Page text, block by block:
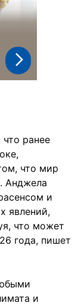
ранее
что мир
Анджела
и
явлений,
что может
года, пишет
и